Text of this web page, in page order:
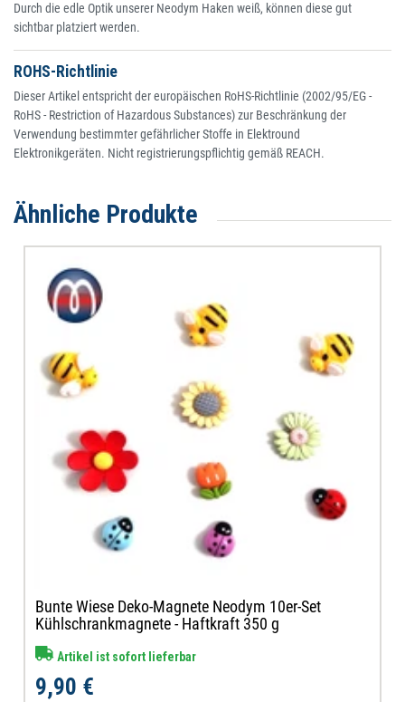
Durch die edle Optik unserer Neodym Haken weiß, können diese gut
sichtbar platziert werden.
ROHS-Richtlinie
Dieser Artikel entspricht der europäischen RoHS-Richtlinie (2002/95/EG -
RoHS - Restriction of Hazardous Substances) zur Beschränkung der
Verwendung bestimmter gefährlicher Stoffe in Elektround
Elektronikgeräten. Nicht registrierungspflichtig gemäß REACH.
Ähnliche Produkte
Bunte Wiese Deko-Magnete Neodym 10er-Set
Kühlschrankmagnete - Haftkraft 350 g
Artikel ist sofort lieferbar
9,90 €